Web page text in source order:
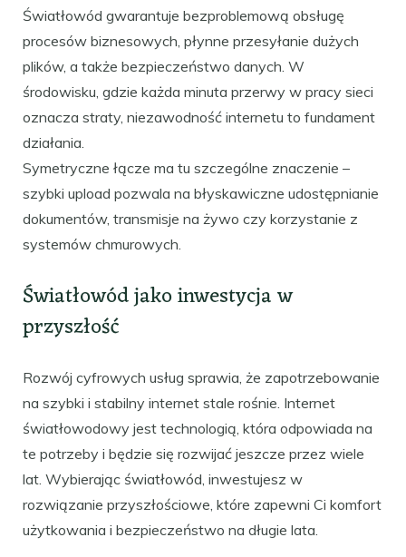
Światłowód gwarantuje bezproblemową obsługę
procesów biznesowych, płynne przesyłanie dużych
plików, a także bezpieczeństwo danych. W
środowisku, gdzie każda minuta przerwy w pracy sieci
oznacza straty, niezawodność internetu to fundament
działania.
Symetryczne łącze ma tu szczególne znaczenie –
szybki upload pozwala na błyskawiczne udostępnianie
dokumentów, transmisje na żywo czy korzystanie z
systemów chmurowych.
Światłowód jako inwestycja w
przyszłość
Rozwój cyfrowych usług sprawia, że zapotrzebowanie
na szybki i stabilny internet stale rośnie. Internet
światłowodowy jest technologią, która odpowiada na
te potrzeby i będzie się rozwijać jeszcze przez wiele
lat. Wybierając światłowód, inwestujesz w
rozwiązanie przyszłościowe, które zapewni Ci komfort
użytkowania i bezpieczeństwo na długie lata.